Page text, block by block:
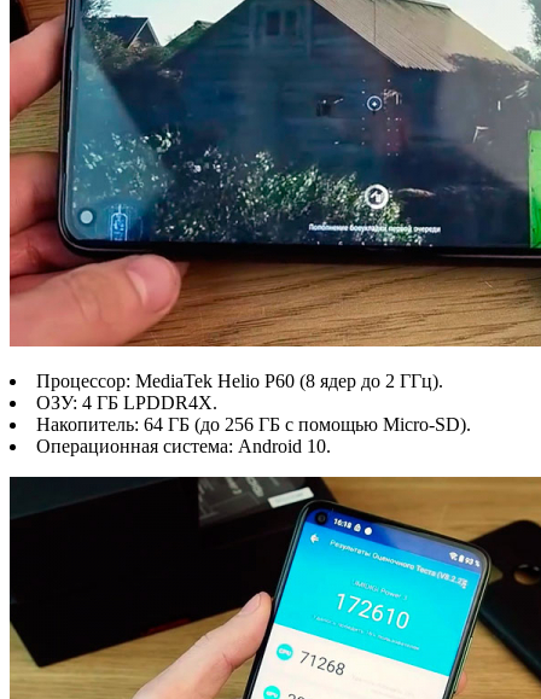
Процессор: MediaTek Helio P60 (8 ядер до 2 ГГц).
ОЗУ: 4 ГБ LPDDR4X.
Накопитель: 64 ГБ (до 256 ГБ с помощью Micro-SD).
Операционная система: Android 10.